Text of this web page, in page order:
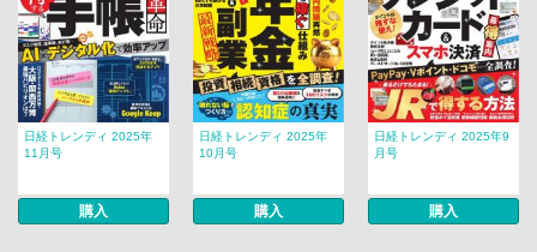
日経トレンディ 2025年
11月号
購入
日経トレンディ 2025年
10月号
購入
日経トレンディ 2025年9
月号
購入